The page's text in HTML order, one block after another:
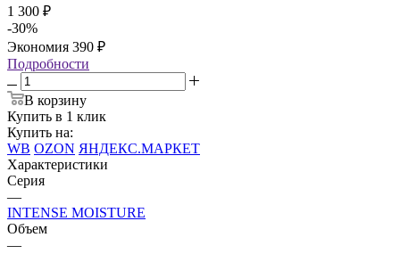
1 300 ₽
-30%
Экономия 390 ₽
Подробности
В корзину
Купить в 1 клик
Купить на:
WB OZON ЯНДЕКС.МАРКЕТ
Характеристики
Серия
—
INTENSE MOISTURE
Объем
—